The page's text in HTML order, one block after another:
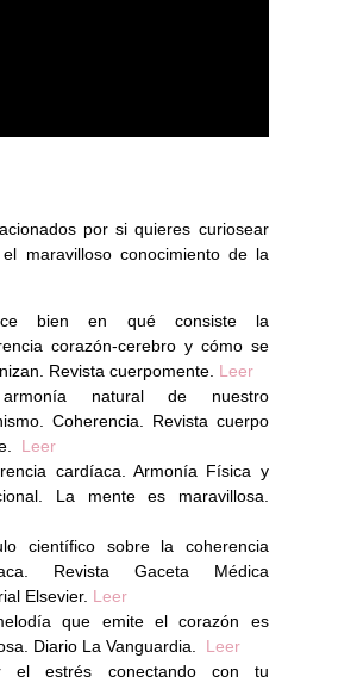
por si quieres curiosear
maravilloso conocimiento de la
bien en qué consiste la
corazón-cerebro y cómo se
Revista cuerpomente. Leer
natural de nuestro
Coherencia. Revista cuerpo
Leer
cardíaca. Armonía Física y
La mente es maravillosa.
científico sobre la coherencia
Revista Gaceta Médica
Elsevier. Leer
que emite el corazón es
Diario La Vanguardia. Leer
el estrés conectando con tu